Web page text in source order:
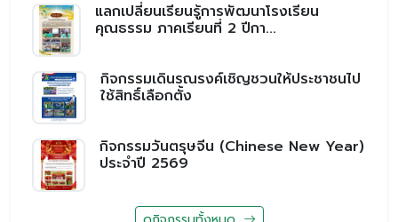
แลกเปลี่ยนเรียนรู้การพัฒนาโรงเรียน
คุณธรรม ภาคเรียนที่ 2 ปีกา...
กิจกรรมเดินรณรงค์เชิญชวนให้ประชาชนไป
ใช้สิทธิ์เลือกตั้ง
กิจกรรมวันตรุษจีน (Chinese New Year)
ประจำปี 2569